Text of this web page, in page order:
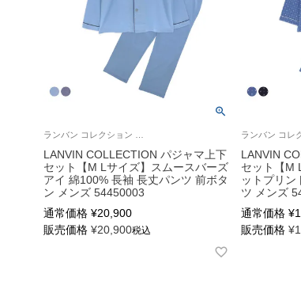
LANVIN COLLECTION パジャマ上下
セット【M Lサイズ】スムースバーズ
アイ 綿100% 長袖 長丈パンツ 前ボタ
ン メンズ 54450003
通常価格 ¥20,900
販売価格 ¥20,900税込
LANVIN
セット【M
ットプリン
ツ メンズ
通常価格 ¥
販売価格 ¥